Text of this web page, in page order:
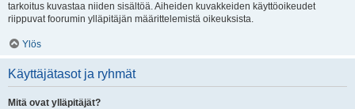
tarkoitus kuvastaa niiden sisältöä. Aiheiden kuvakkeiden käyttöoikeudet
riippuvat foorumin ylläpitäjän määrittelemistä oikeuksista.
Ylös
Käyttäjätasot ja ryhmät
Mitä ovat ylläpitäjät?